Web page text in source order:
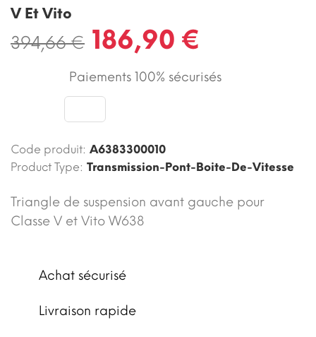
V Et Vito
394,66 € 186,90 €
Paiements 100% sécurisés
Code produit: A6383300010
Product Type: Transmission-Pont-Boite-De-Vitesse
Triangle de suspension avant gauche pour
Classe V et Vito W638
Achat sécurisé
Livraison rapide